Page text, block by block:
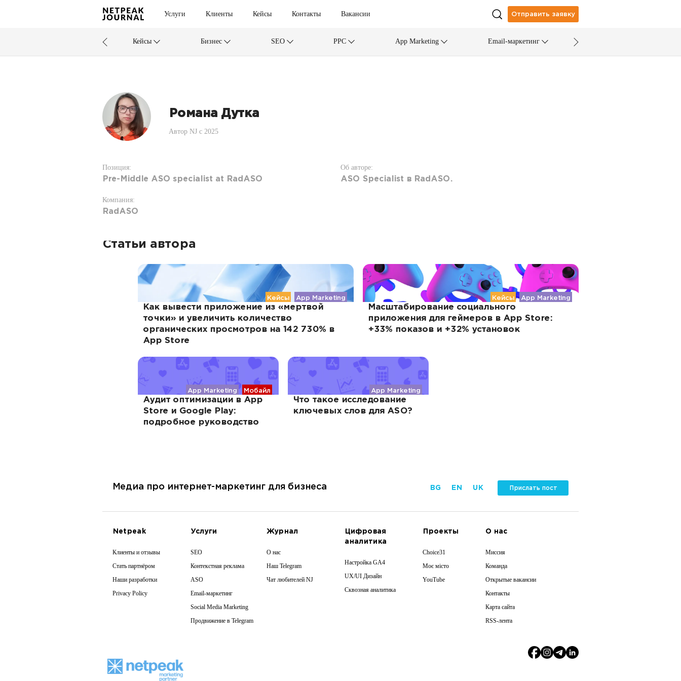
Услуги Клиенты Кейсы Контакты Вакансии Отправить заявку
Кейсы Бизнес SEO PPC App Marketing Email-маркетинг
Романа Дутка
Автор NJ c 2025
Позиция:
Pre-Middle ASO specialist at RadASO
Компания:
RadASO
Об авторе:
ASO Specialist в RadASO.
Статьи автора
Кейсы App Marketing
Как вывести приложение из «мертвой
точки» и увеличить количество
органических просмотров на 142 730% в
App Store
Кейсы App Marketing
Масштабирование социального
приложения для геймеров в App Store:
+33% показов и +32% установок
App Marketing Мобайл
Аудит оптимизации в App
Store и Google Play:
подробное руководство
App Marketing
Что такое исследование
ключевых слов для ASO?
Медиа про интернет-маркетинг для бизнеса BG EN UK Прислать пост
Netpeak
Клиенты и отзывы
Стать партнёром
Наши разработки
Privacy Policy
Услуги
SEO
Контекстная реклама
ASO
Email-маркетинг
Social Media Marketing
Продвижение в Telegram
Журнал
О нас
Наш Telegram
Чат любителей NJ
Цифровая
аналитика
Настройка GA4
UX/UI Дизайн
Сквозная аналитика
Проекты
Choice31
Моє місто
YouTube
О нас
Миссия
Команда
Открытые вакансии
Контакты
Карта сайта
RSS-лента